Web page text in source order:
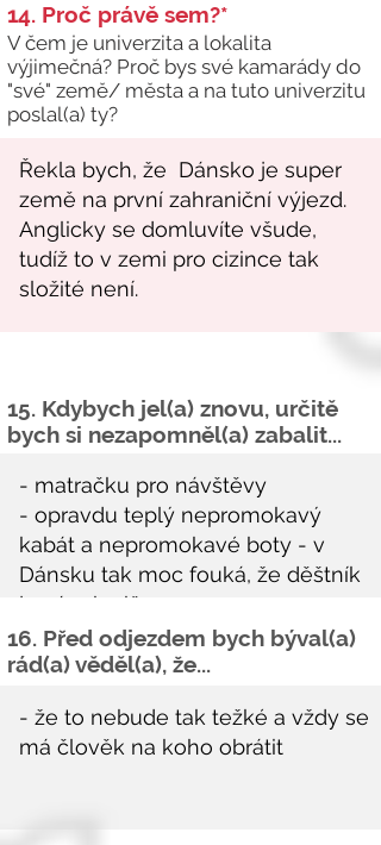
14. Proč právě sem?*
V čem je univerzita a lokalita
výjimečná? Proč bys své kamarády do
"své" země/ města a na tuto univerzitu
poslal(a) ty?
15. Kdybych jel(a) znovu, určitě
bych si nezapomněl(a) zabalit...
16. Před odjezdem bych býval(a)
rád(a) věděl(a), že...